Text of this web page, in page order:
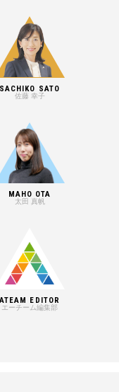
SACHIKO SATO
佐藤 幸子
MAHO OTA
太田 真帆
ATEAM EDITOR
エーチーム編集部